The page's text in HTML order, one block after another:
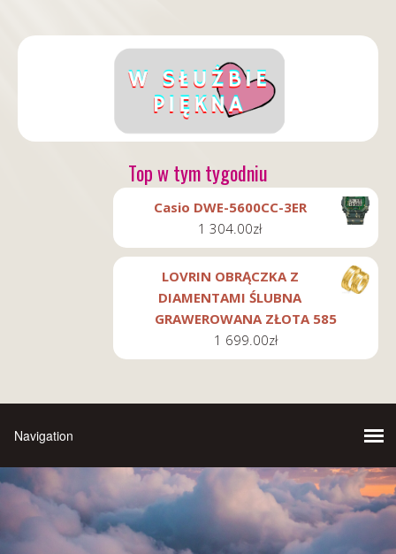
Top w tym tygodniu
Casio DWE-5600CC-3ER
1 304.00zł
LOVRIN OBRĄCZKA Z
DIAMENTAMI ŚLUBNA
GRAWEROWANA ZŁOTA 585
1 699.00zł